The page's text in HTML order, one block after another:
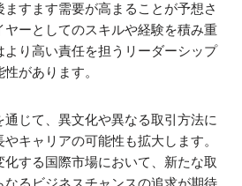
すます需要が高まることが予想さ
ヤーとしてのスキルや経験を積み重
より高い責任を担うリーダーシップ
があります。
じて、異文化や異なる取引方法に
キャリアの可能性も拡大します。
する国際市場において、新たな取
なるビジネスチャンスの追求が期待